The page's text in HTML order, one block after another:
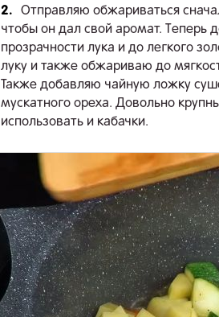
2.
Отправляю обжариваться
чтобы он дал свой аромат.
прозрачности лука и до легкого
луку и также обжариваю до
Также добавляю чайную ложку
мускатного ореха. Довольно
использовать и кабачки.